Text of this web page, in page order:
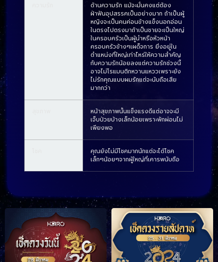
ด้านความรัก แม้จะมั่นคงแต่ต้อง
ฝ่าฟันอุปสรรคเป็นอย่างมาก ถ้าเป็นผู้
หญิงจะเป็นคนค่อนข้างแข็งนอกอ่อน
ในตรงไปตรงมาถ้าเป็นชายจะเป็นใหญ่
ในครอบครัวเป็นผู้นำหรือหัวหน้า
ครอบครัวข้างๆเผด็จการ ยิ่งอยู่ใน
ตำแหน่งที่ใหญ่เท่าไหร่ให้ความสำคัญ
กับความรักน้อยลงแต่ความรักช่วงนี้
อาจไม่โรแมนติกหวานแหววเพราะยัง
ไม่รักคุณแบบผมรักแต่จะนับถือเสีย
มากกว่า
หน้าสุขภาพนั้นแข็งแรงดีแต่อาจจะมี
เจ็บป่วยบ้างเล็กน้อยเพราะพักผ่อนไม่
เพียงพอ
คุณยังไม่มีโชคมากนักแต่จะได้โชค
เล็กๆน้อยๆจากผู้ใหญ่ที่เคารพนับถือ